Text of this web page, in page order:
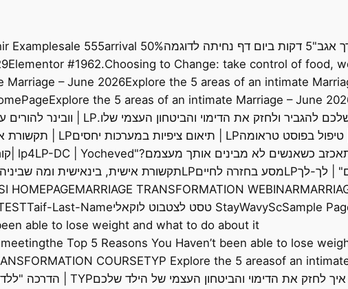
אגב"5 דקות ביום דף נחיתה לדוגמה 50% arrival
555 sale
Example
Choosing to Change: take control of food,
Elementor #1962
Explore the 5 areas of an intimate
Marriage – June 2026
Explore the 5 areas of an intimate Marriage – June
LP | וובינר להורים עם קשב
LP | תיאום ציפיות במערכות יחסים
LP | תקשורת אישית בין אישית ומה שביניהן | ZOOM
LP-DC | Yochevedlp4 |קורס בסיס לאה שללה
LPמסע בחזרה לחיים LPתקשורת אישית, בינאישית ומה שביניהן
MARRIAGE TRANSFORMATION WEBINAR
HOMEPAGE
Sample
ScStayWavy טסט לצטבוט לוקאלי Taif-Last-Name
able to lose weight and what to do about it
the Top 5 Reasons You Haven’t been able to lose
TYP Explore the 5 areasof an
COURSE
TYP | הדרכה "ללדת ללא קרעים"